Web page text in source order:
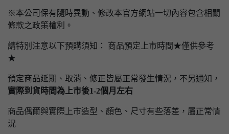
※本公司保有隨時異動、修改本官方網站一切內容包含相關
條款之政策權利。
請特別注意以下預購須知： 商品預定上市時間★僅供參考
★
預定商品延期、取消、修正皆屬正常發生情況，不另通知，
實際到貨時間為上市後1-2個月左右
商品偶爾與實際上市造型、顏色、尺寸有些落差，屬正常情
況